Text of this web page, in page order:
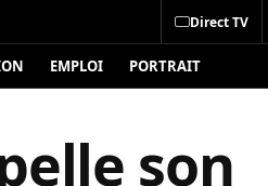
Direct TV
EMPLOI PORTRAIT
son